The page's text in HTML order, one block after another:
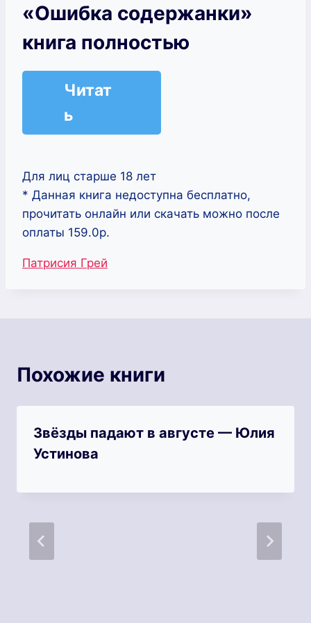
«Ошибка содержанки»
книга полностью
Читат
ь
Для лиц старше 18 лет
* Данная книга недоступна бесплатно,
прочитать онлайн или скачать можно после
оплаты 159.0р.
Метки
Патрисия Грей
Похожие книги
Звёзды падают в августе — Юлия
Устинова